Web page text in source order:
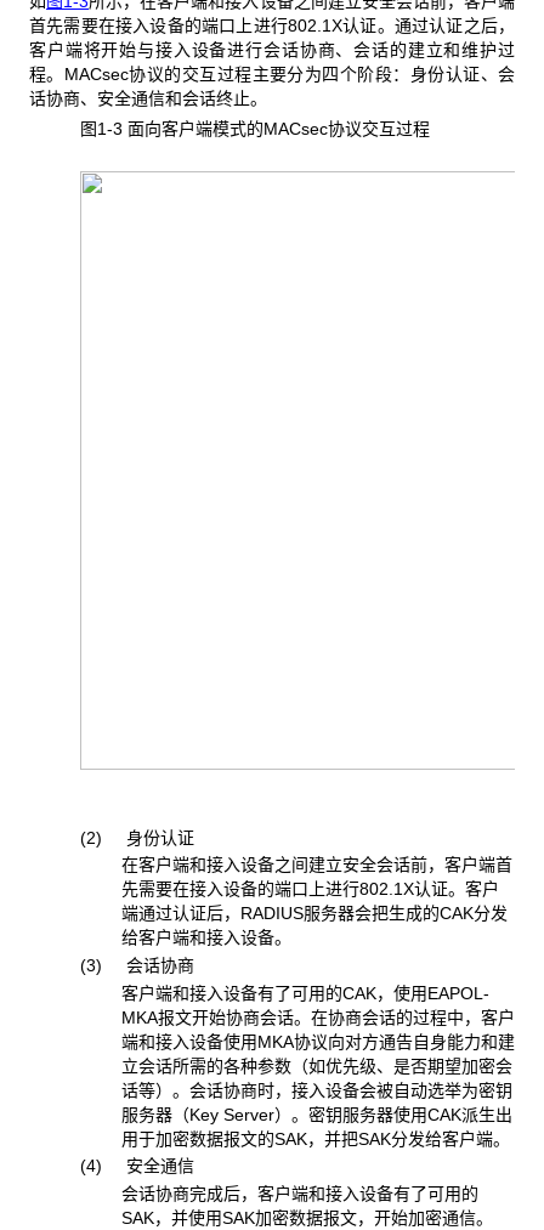
首先需要在接入设备的端口上进行802.1X认证。通过认证之后，
客户端将开始与接入设备进行会话协商、会话的建立和维护过
程。MACsec协议的交互过程主要分为四个阶段：身份认证、会
话协商、安全通信和会话终止。
图1-3 面向客户端模式的MACsec协议交互过程
(2) 身份认证
在客户端和接入设备之间建立安全会话前，客户端首
先需要在接入设备的端口上进行802.1X认证。客户
端通过认证后，RADIUS服务器会把生成的CAK分发
给客户端和接入设备。
(3) 会话协商
客户端和接入设备有了可用的CAK，使用EAPOL-
MKA报文开始协商会话。在协商会话的过程中，客户
端和接入设备使用MKA协议向对方通告自身能力和建
立会话所需的各种参数（如优先级、是否期望加密会
话等）。会话协商时，接入设备会被自动选举为密钥
服务器（Key Server）。密钥服务器使用CAK派生出
用于加密数据报文的SAK，并把SAK分发给客户端。
(4) 安全通信
会话协商完成后，客户端和接入设备有了可用的
SAK，并使用SAK加密数据报文，开始加密通信。